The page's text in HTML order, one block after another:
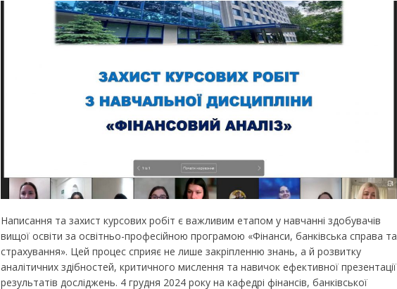
Написання та захист курсових робіт є важливим етапом у навчанні здобувачів
вищої освіти за освітньо-професійною програмою «Фінанси, банківська справа та
страхування». Цей процес сприяє не лише закріпленню знань, а й розвитку
аналітичних здібностей, критичного мислення та навичок ефективної презентації
результатів досліджень. 4 грудня 2024 року на кафедрі фінансів, банківської